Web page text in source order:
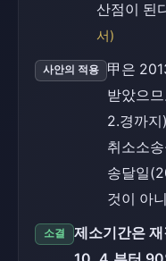
산점이 된
서)
사안의 적용
甲은
받았으
2.경까지
취소소
송달일
것이 아
소결
제소기간은